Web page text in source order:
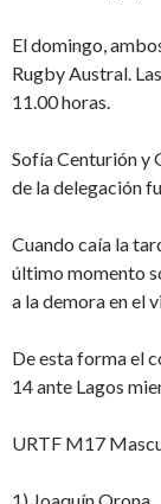
El domingo,
Rugby Austral.
11.00 horas.
Sofía Centurión y
de la delegación
Cuando caía la
último momento
a la demora en el
De esta forma el
14 ante Lagos
URTF M17